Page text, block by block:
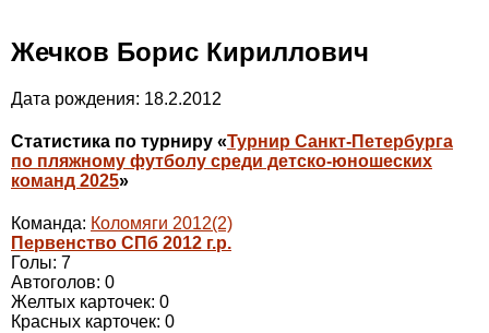
Жечков Борис Кириллович
Дата рождения: 18.2.2012
Статистика по турниру «Турнир Санкт-Петербурга
по пляжному футболу среди детско-юношеских
команд 2025»
Команда: Коломяги 2012(2)
Первенство СПб 2012 г.р.
Голы: 7
Автоголов: 0
Желтых карточек: 0
Красных карточек: 0